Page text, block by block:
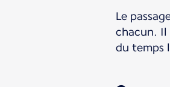
Le
chacun. Il
du temps